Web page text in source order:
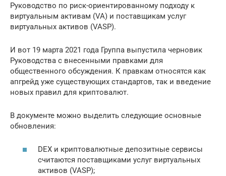
Руководство по риск-ориентированному подходу к
виртуальным активам (VA) и поставщикам услуг
виртуальных активов (VASP).
И вот 19 марта 2021 года Группа выпустила черновик
Руководства с внесенными правками для
общественного обсуждения. К правкам относятся как
апгрейд уже существующих стандартов, так и введение
новых правил для криптовалют.
В документе можно выделить следующие основные
обновления:
DEX и криптовалютные депозитные сервисы
считаются поставщиками услуг виртуальных
активов (VASP);